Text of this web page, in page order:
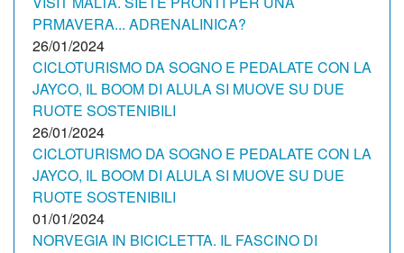
PRMAVERA... ADRENALINICA?
26/01/2024
CICLOTURISMO DA SOGNO E PEDALATE CON LA
JAYCO, IL BOOM DI ALULA SI MUOVE SU DUE
RUOTE SOSTENIBILI
26/01/2024
CICLOTURISMO DA SOGNO E PEDALATE CON LA
JAYCO, IL BOOM DI ALULA SI MUOVE SU DUE
RUOTE SOSTENIBILI
01/01/2024
NORVEGIA IN BICICLETTA. IL FASCINO DI